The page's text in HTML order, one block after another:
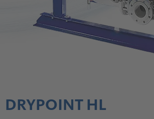
DRYPOINT HL